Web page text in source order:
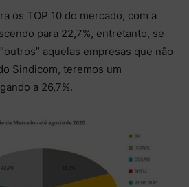
os TOP 10 do mercado, com a
para 22,7%, entretanto, se
aquelas empresas que não
Sindicom, teremos um
a 26,7%.